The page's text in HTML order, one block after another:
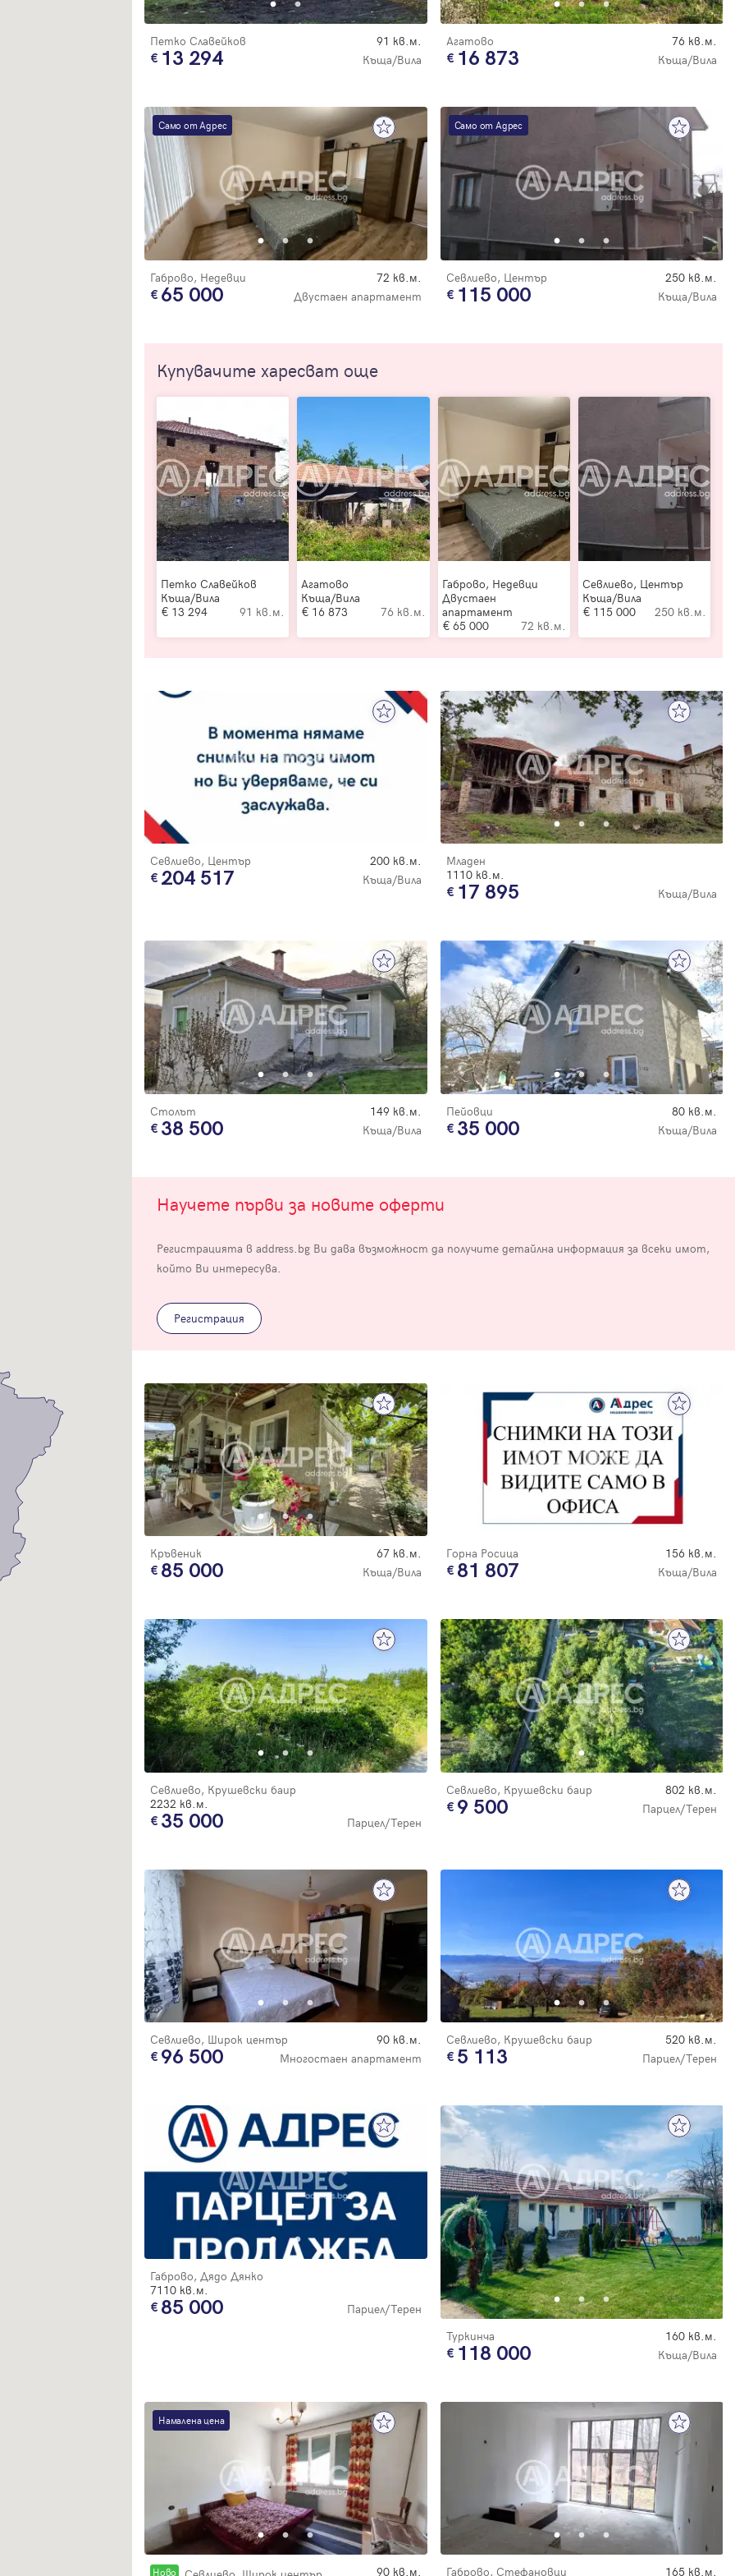
Петко Славейков 91 кв.м.
13 294 Къща/Вила
Агатово 76 кв.м.
16 873 Къща/Вила
Само от Адрес
Габрово, Недевци 72 кв.м.
65 000 Двустаен апартамент
Само от Адрес
Севлиево, Център 250 кв.м.
115 000 Къща/Вила
Купувачите харесват още
Петко Славейков
Къща/Вила
13 294
91 кв.м.
Агатово
Къща/Вила
16 873
76 кв.м.
Габрово, Недевци
Двустаен
апартамент
65 000
72 кв.м.
Севлиево, Център
Къща/Вила
115 000
250 кв.м.
Севлиево, Център 200 кв.м.
204 517 Къща/Вила
Младен
1110 кв.м.
17 895 Къща/Вила
Столът 149 кв.м.
38 500 Къща/Вила
Пейовци 80 кв.м.
35 000 Къща/Вила
Научете първи за новите оферти
Регистрацията в address.bg Ви дава възможност да получите детайлна информация за всеки имот,
който Ви интересува.
Регистрация
Кръвеник 67 кв.м.
85 000 Къща/Вила
Горна Росица 156 кв.м.
81 807 Къща/Вила
Севлиево, Крушевски баир
2232 кв.м.
35 000 Парцел/Терен
Севлиево, Крушевски баир 802 кв.м.
9 500 Парцел/Терен
Севлиево, Широк център 90 кв.м.
96 500 Многостаен апартамент
Севлиево, Крушевски баир 520 кв.м.
5 113 Парцел/Терен
Габрово, Дядо Дянко
7110 кв.м.
85 000
Парцел/Терен
Туркинча
160 кв.м.
118 000 Къща/Вила
Намалена цена
Новo 90 кв.м. Габрово, Стефановци 165 кв.м.
Благодарим ви! Проверете имейл адрес си, за да активирате
регистрацията.
Успех!
Благодарим ви! Очаквайте скоро да се свържем с вас!
Продължи с Google
или влезте с имейл
Имейл Парола
Забравена парола
Регистрация